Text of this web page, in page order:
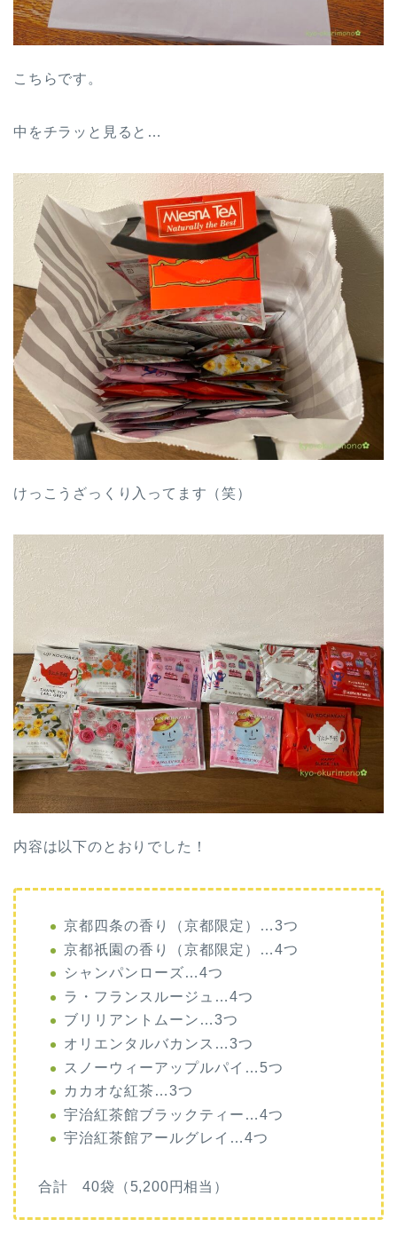
こちらです。
中をチラッと見ると…
けっこうざっくり入ってます（笑）
内容は以下のとおりでした！
京都四条の香り（京都限定）…3つ
京都祇園の香り（京都限定）…4つ
シャンパンローズ…4つ
ラ・フランスルージュ…4つ
ブリリアントムーン…3つ
オリエンタルバカンス…3つ
スノーウィーアップルパイ…5つ
カカオな紅茶…3つ
宇治紅茶館ブラックティー…4つ
宇治紅茶館アールグレイ…4つ
合計 40袋（5,200円相当）